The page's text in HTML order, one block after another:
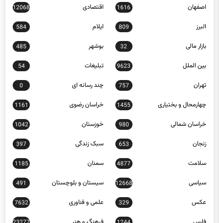
اصفهان 1616 اقتصادی 12068
البرز 809 ایلام 584
بازار مالی 32 بوشهر 485
بین الملل 9623 تبلیغات 54
تهران 757 چند رسانه ای 0
چهارمحال و بختیاری 1455 خراسان رضوی 1161
خراسان شمالی 980 خوزستان 1042
زنجان 653 سبک زندگی 397
سلامت 4877 سمنان 1185
سیاسی 12668 سیستان و بلوچستان 491
عکس 329 علمی و فناوری 7632